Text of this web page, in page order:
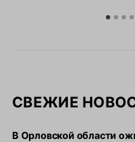
СВЕЖИЕ
В Орловской области